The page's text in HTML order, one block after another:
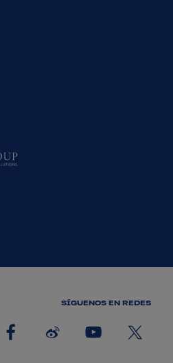
SÍGUENOS EN REDES